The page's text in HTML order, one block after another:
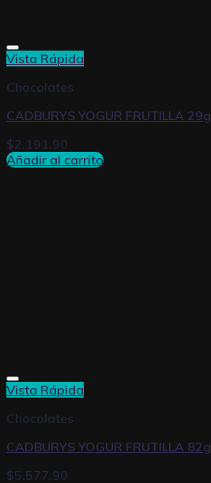
Vista Rápida
Chocolates
CADBURYS YOGUR FRUTILLA 29g
$2.191,90
Añadir al carrito
Vista Rápida
Chocolates
CADBURYS YOGUR FRUTILLA 82g
$5.577,90